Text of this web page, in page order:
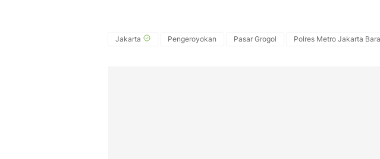
Jakarta Pengeroyokan Pasar Grogol Polres Metro Jakarta